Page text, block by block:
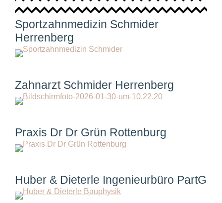
Sportzahnmedizin Schmider
Herrenberg
Zahnarzt Schmider Herrenberg
Praxis Dr Dr Grün Rottenburg
Huber & Dieterle Ingenieurbüro PartG